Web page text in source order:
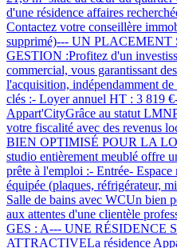
d'une résidence affaires
Contactez votre conseillère
supprimé)--- UN PLACEMENT
GESTION :Profitez d'un
commercial, vous garantissant
l'acquisition, indépendamment
clés :- Loyer annuel HT : 3 819
Appart'CityGrâce au statut
votre fiscalité avec des revenus
BIEN OPTIMISÉ POUR LA
studio entièrement meublé offre
prête à l'emploi :- Entrée-
équipée (plaques, réfrigérateur,
Salle de bains avec WCUn bien
aux attentes d'une clientèle
GES : A--- UNE RÉSIDENCE
ATTRACTIVELa résidence